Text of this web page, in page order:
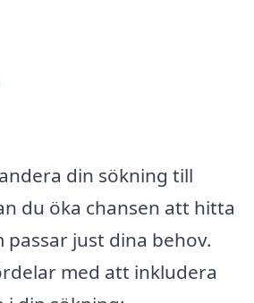
din sökning till
du öka chansen att hitta
just dina behov.
med att inkludera